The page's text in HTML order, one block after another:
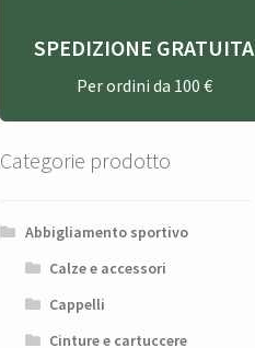
SPEDIZIONE GRATUITA
Per ordini da 100 €
Categorie prodotto
Abbigliamento sportivo
Calze e accessori
Cappelli
Cinture e cartuccere